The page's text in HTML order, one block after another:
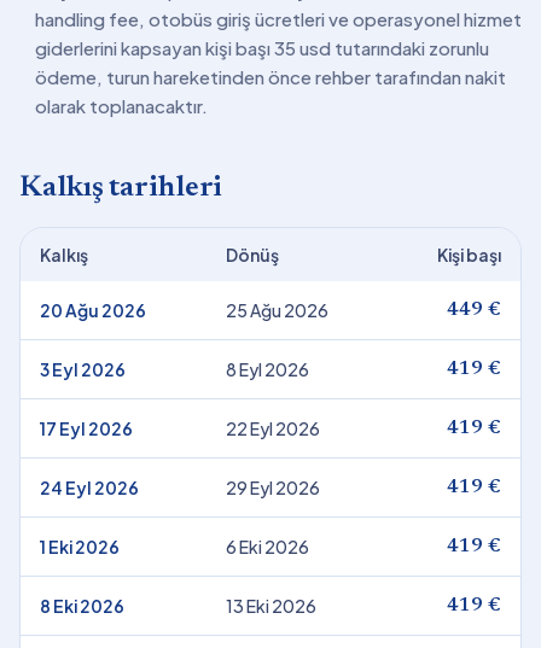
handling fee, otobüs giriş ücretleri ve operasyonel hizmet
giderlerini kapsayan kişi başı 35 usd tutarındaki zorunlu
ödeme, turun hareketinden önce rehber tarafından nakit
olarak toplanacaktır.
Kalkış tarihleri
Kalkış Dönüş Kişi başı
20 Ağu 2026 25 Ağu 2026 449 €
3 Eyl 2026 8 Eyl 2026 419 €
17 Eyl 2026 22 Eyl 2026 419 €
24 Eyl 2026 29 Eyl 2026 419 €
1 Eki 2026 6 Eki 2026 419 €
8 Eki 2026 13 Eki 2026 419 €